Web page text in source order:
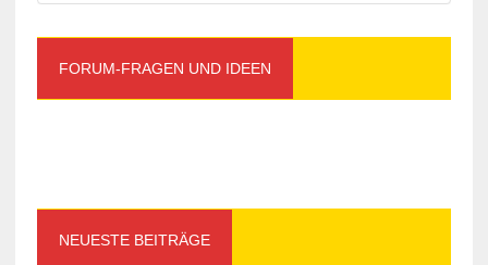
FORUM-FRAGEN UND IDEEN
NEUESTE BEITRÄGE